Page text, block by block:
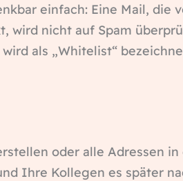
einfach: Eine Mail, die
wird nicht auf Spam
als „Whitelist“
oder alle Adressen
Ihre Kollegen es später